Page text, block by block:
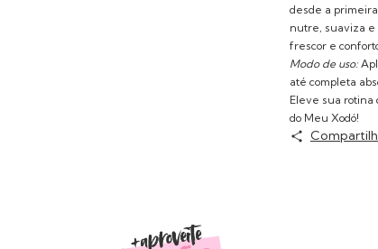
desde a
nutre, suaviza e
frescor e
Modo de uso:
até completa
Eleve sua rotina
do Meu Xodó!
Produtos similares